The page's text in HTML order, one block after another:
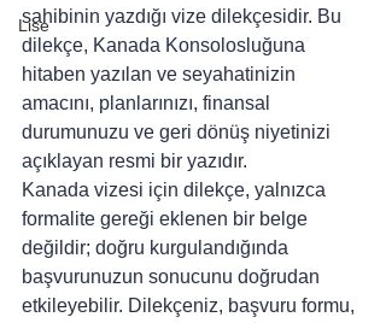
Lise
sahibinin yazdığı vize dilekçesidir. Bu
dilekçe, Kanada Konsolosluğuna
hitaben yazılan ve seyahatinizin
amacını, planlarınızı, finansal
durumunuzu ve geri dönüş niyetinizi
açıklayan resmi bir yazıdır.
Kanada vizesi için dilekçe, yalnızca
formalite gereği eklenen bir belge
değildir; doğru kurgulandığında
başvurunuzun sonucunu doğrudan
etkileyebilir. Dilekçeniz, başvuru formu,